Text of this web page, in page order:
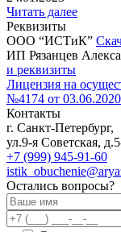
Читать далее
Реквизиты
ООО “ИСТиК”
ИП Рязанцев
и реквизиты
Лицензия на
№4174 от
Контакты
г. Санкт-Петербург,
ул.9-я Советская,
+7 (999) 945-91-60
Остались вопросы?